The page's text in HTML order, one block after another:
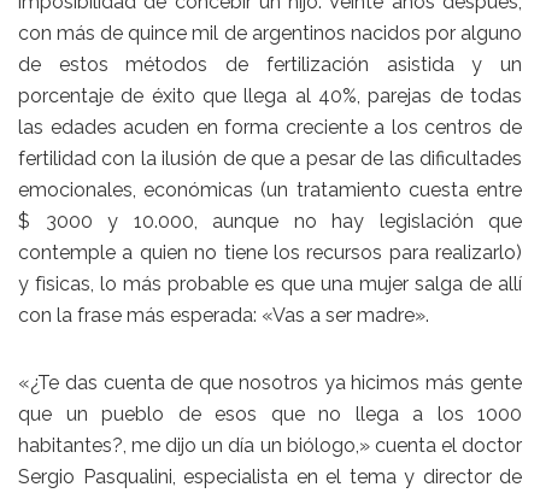
con más de quince mil de argentinos nacidos por alguno
de estos métodos de fertilización asistida y un
porcentaje de éxito que llega al 40%, parejas de todas
las edades acuden en forma creciente a los centros de
fertilidad con la ilusión de que a pesar de las dificultades
emocionales, económicas (un tratamiento cuesta entre
$ 3000 y 10.000, aunque no hay legislación que
contemple a quien no tiene los recursos para realizarlo)
y fìsicas, lo más probable es que una mujer salga de allí
con la frase más esperada: «Vas a ser madre».
«¿Te das cuenta de que nosotros ya hicimos más gente
que un pueblo de esos que no llega a los 1000
habitantes?, me dijo un día un biólogo,» cuenta el doctor
Sergio Pasqualini, especialista en el tema y director de